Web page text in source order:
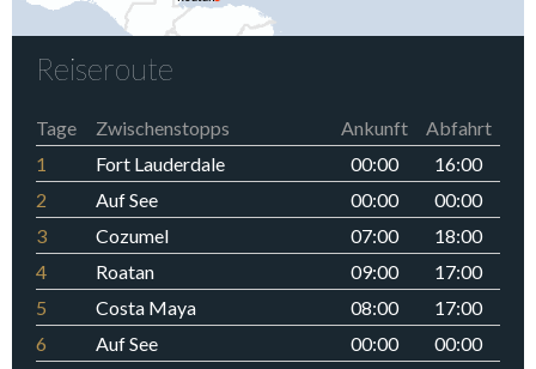
Reiseroute
Tage Zwischenstopps Ankunft
Abfahrt
1
Fort Lauderdale 00:00
16:00
2
Auf See 00:00
00:00
3
Cozumel 07:00
18:00
4
Roatan 09:00
17:00
5
Costa Maya 08:00
17:00
6
Auf See 00:00
00:00